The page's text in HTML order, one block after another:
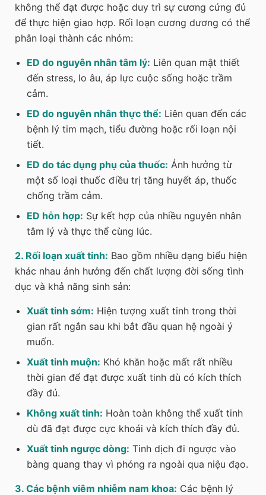
không thể đạt được hoặc duy trì sự cương cứng đủ
để thực hiện giao hợp. Rối loạn cương dương có thể
phân loại thành các nhóm:
ED do nguyên nhân tâm lý: Liên quan mật thiết
đến stress, lo âu, áp lực cuộc sống hoặc trầm
cảm.
ED do nguyên nhân thực thể: Liên quan đến các
bệnh lý tim mạch, tiểu đường hoặc rối loạn nội
tiết.
ED do tác dụng phụ của thuốc: Ảnh hưởng từ
một số loại thuốc điều trị tăng huyết áp, thuốc
chống trầm cảm.
ED hỗn hợp: Sự kết hợp của nhiều nguyên nhân
tâm lý và thực thể cùng lúc.
2. Rối loạn xuất tinh: Bao gồm nhiều dạng biểu hiện
khác nhau ảnh hưởng đến chất lượng đời sống tình
dục và khả năng sinh sản:
Xuất tinh sớm: Hiện tượng xuất tinh trong thời
gian rất ngắn sau khi bắt đầu quan hệ ngoài ý
muốn.
Xuất tinh muộn: Khó khăn hoặc mất rất nhiều
thời gian để đạt được xuất tinh dù có kích thích
đầy đủ.
Không xuất tinh: Hoàn toàn không thể xuất tinh
dù đã đạt được cực khoái và kích thích đầy đủ.
Xuất tinh ngược dòng: Tinh dịch đi ngược vào
bàng quang thay vì phóng ra ngoài qua niệu đạo.
3. Các bệnh viêm nhiễm nam khoa: Các bệnh lý